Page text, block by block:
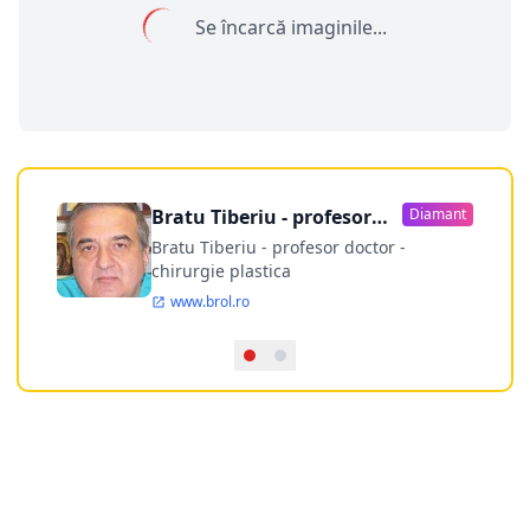
Se încarcă imaginile...
Bratu Tiberiu - profesor
doctor
Diamant
Bratu Tiberiu - profesor doctor -
chirurgie plastica
www.brol.ro